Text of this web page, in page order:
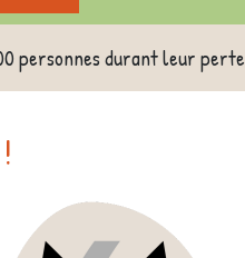
personnes durant leur